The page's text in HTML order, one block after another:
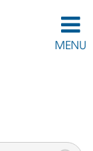
MENU